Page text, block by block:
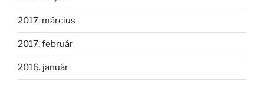
2017. március
2017. február
2016. január